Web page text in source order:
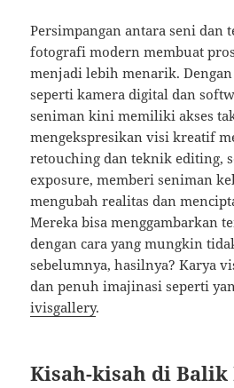
Persimpangan antara seni dan
fotografi modern membuat
menjadi lebih menarik.
seperti kamera digital dan
seniman kini memiliki akses
mengekspresikan visi kreatif
retouching dan teknik editing,
exposure, memberi seniman
mengubah realitas dan
Mereka bisa menggambarkan
dengan cara yang mungkin
sebelumnya, hasilnya? Karya
dan penuh imajinasi seperti
ivisgallery.
Kisah-kisah di